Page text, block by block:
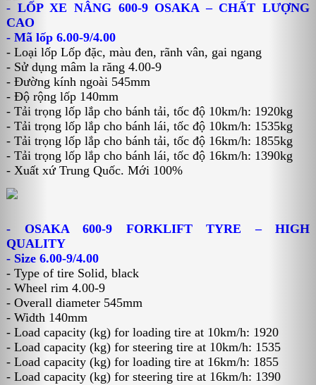
- LỐP XE NÂNG 600-9 OSAKA – CHẤT LƯỢNG
CAO
- Mã lốp 6.00-9/4.00
- Loại lốp Lốp đặc, màu đen, rãnh vân, gai ngang
- Sử dụng mâm la răng 4.00-9
- Đường kính ngoài 545mm
- Độ rộng lốp 140mm
- Tải trọng lốp lắp cho bánh tải, tốc độ 10km/h: 1920kg
- Tải trọng lốp lắp cho bánh lái, tốc độ 10km/h: 1535kg
- Tải trọng lốp lắp cho bánh tải, tốc độ 16km/h: 1855kg
- Tải trọng lốp lắp cho bánh lái, tốc độ 16km/h: 1390kg
- Xuất xứ Trung Quốc. Mới 100%
- OSAKA 600-9 FORKLIFT TYRE – HIGH
QUALITY
- Size 6.00-9/4.00
- Type of tire Solid, black
- Wheel rim 4.00-9
- Overall diameter 545mm
- Width 140mm
- Load capacity (kg) for loading tire at 10km/h: 1920
- Load capacity (kg) for steering tire at 10km/h: 1535
- Load capacity (kg) for loading tire at 16km/h: 1855
- Load capacity (kg) for steering tire at 16km/h: 1390